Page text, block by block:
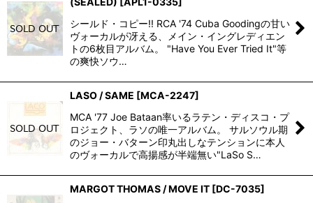
シールド・コピー!! RCA '74 Cuba Goodingの甘い
ヴォーカルが冴える、メイン・イングレディエン
トの6枚目アルバム。 "Have You Ever Tried It"等
の爽快ソウ…
LASO / SAME [MCA-2247]
MCA '77 Joe Bataan率いるラテン・ディスコ・プ
ロジェクト、ラソの唯一アルバム。 サルソウル期
のジョー・バターン印丸出しなテンションに本人
のヴォーカルで高揚感が半端無い"LaSo S…
MARGOT THOMAS / MOVE IT [DC-7035]